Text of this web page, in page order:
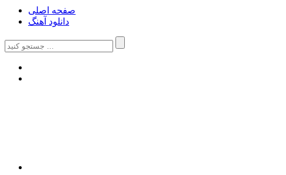
صفحه اصلی
دانلود آهنگ